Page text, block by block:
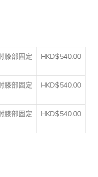
膝部固定
HKD$540.00
膝部固定
HKD$540.00
膝部固定
HKD$540.00